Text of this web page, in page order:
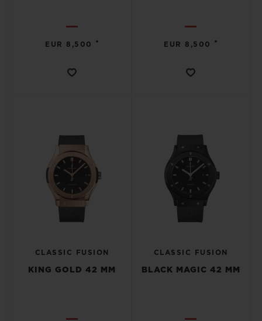
EUR 8,500 • EUR 8,500 •
CLASSIC FUSION
KING GOLD 42 MM
CLASSIC FUSION
BLACK MAGIC 42 MM